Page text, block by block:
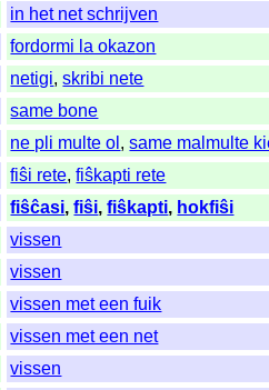
in het net schrijven
fordormi la okazon
netigi,skribi nete
same bone
ne pli multe ol ,same malmulte
fiŝi rete,fiŝkapti rete
fiŝĉasi,fiŝi,fiŝkapti, hokfiŝi
vissen
vissen
vissen met een fuik
vissen met een net
vissen